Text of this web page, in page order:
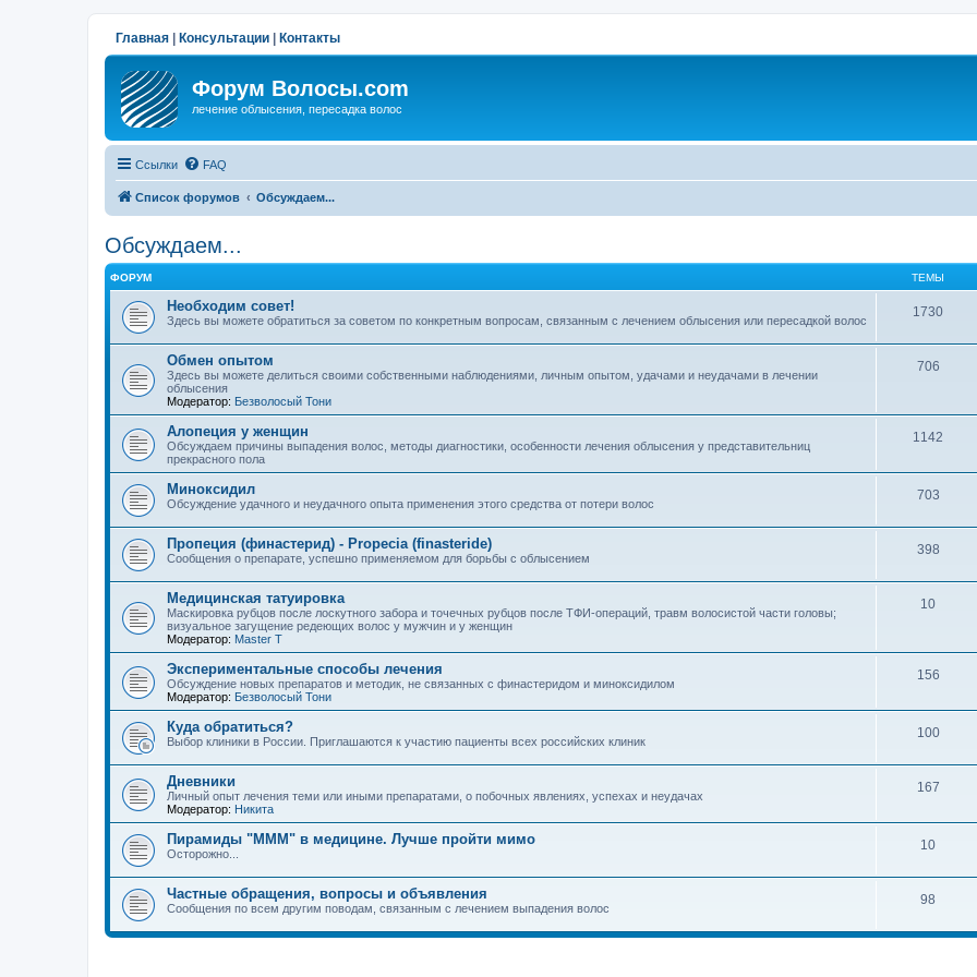
Главная Консультации Контакты
Форум Волосы.com
лечение облысения, пересадка волос
Ссылки FAQ
Список форумов Обсуждаем...
Обсуждаем...
ФОРУМ ТЕМЫ
Необходим совет!
Здесь вы можете обратиться за советом по конкретным вопросам, связанным с лечением облысения или пересадкой волос
1730
Обмен опытом
Здесь вы можете делиться своими собственными наблюдениями, личным опытом, удачами и неудачами в лечении
облысения
Модератор: Безволосый Тони
706
Алопеция у женщин
Обсуждаем причины выпадения волос, методы диагностики, особенности лечения облысения у представительниц
прекрасного пола
1142
Миноксидил
Обсуждение удачного и неудачного опыта применения этого средства от потери волос
703
Пропеция (финастерид) - Propecia (finasteride)
Сообщения о препарате, успешно применяемом для борьбы с облысением
398
Медицинская татуировка
Маскировка рубцов после лоскутного забора и точечных рубцов после ТФИ-операций, травм волосистой части головы;
визуальное загущение редеющих волос у мужчин и у женщин
Модератор: Master T
10
Экспериментальные способы лечения
Обсуждение новых препаратов и методик, не связанных с финастеридом и миноксидилом
Модератор: Безволосый Тони
156
Куда обратиться?
Выбор клиники в России. Приглашаются к участию пациенты всех российских клиник
100
Дневники
Личный опыт лечения теми или иными препаратами, о побочных явлениях, успехах и неудачах
Модератор: Hикита
167
Пирамиды "МММ" в медицине. Лучше пройти мимо
Осторожно...
10
Частные обращения, вопросы и объявления
Сообщения по всем другим поводам, связанным с лечением выпадения волос
98